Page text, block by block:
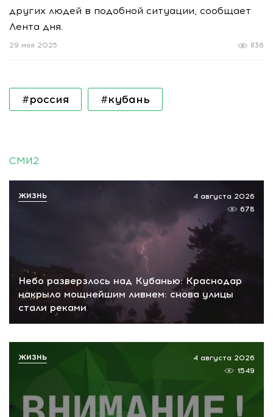
других людей в подобной ситуации, сообщает
Лента дня.
836
29 мая 2025
#россия #кубань
СМИ2
Небо разверзлось над Кубанью: Краснодар
накрыло мощнейшим ливнем: снова улицы
стали реками
4 августа 2026
678
ЖИЗНЬ
4 августа 2026
1549
ЖИЗНЬ